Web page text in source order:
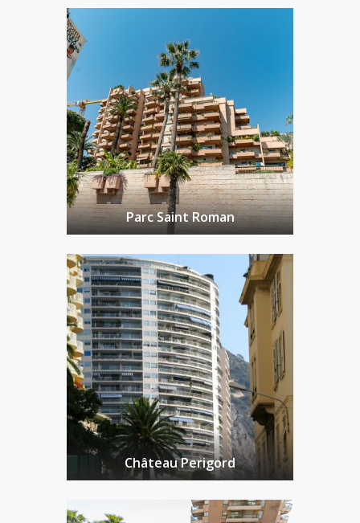
Parc Saint Roman
Château Perigord